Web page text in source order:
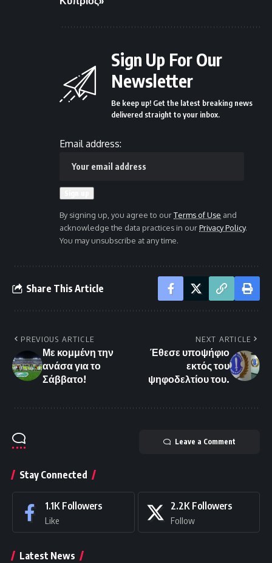
Sign Up For Our
Newsletter
Be keep up! Get the latest breaking news
delivered straight to your inbox.
Email address:
By signing up, you agree to ourTerms of Use and
acknowledge the data practices in ourPrivacy Policy.
You may unsubscribe at any time.
Share This Article
PREVIOUS ARTICLE
Με κομμένη την
ανάσα για το
Σάββατο!
NEXT ARTICLE
Έθεσε υποψήφιο
εκτός του
ψηφοδελτίου του.
Leave a Comment
Stay Connected
1.1K Followers
Like
2.2K Followers
Follow
Latest News